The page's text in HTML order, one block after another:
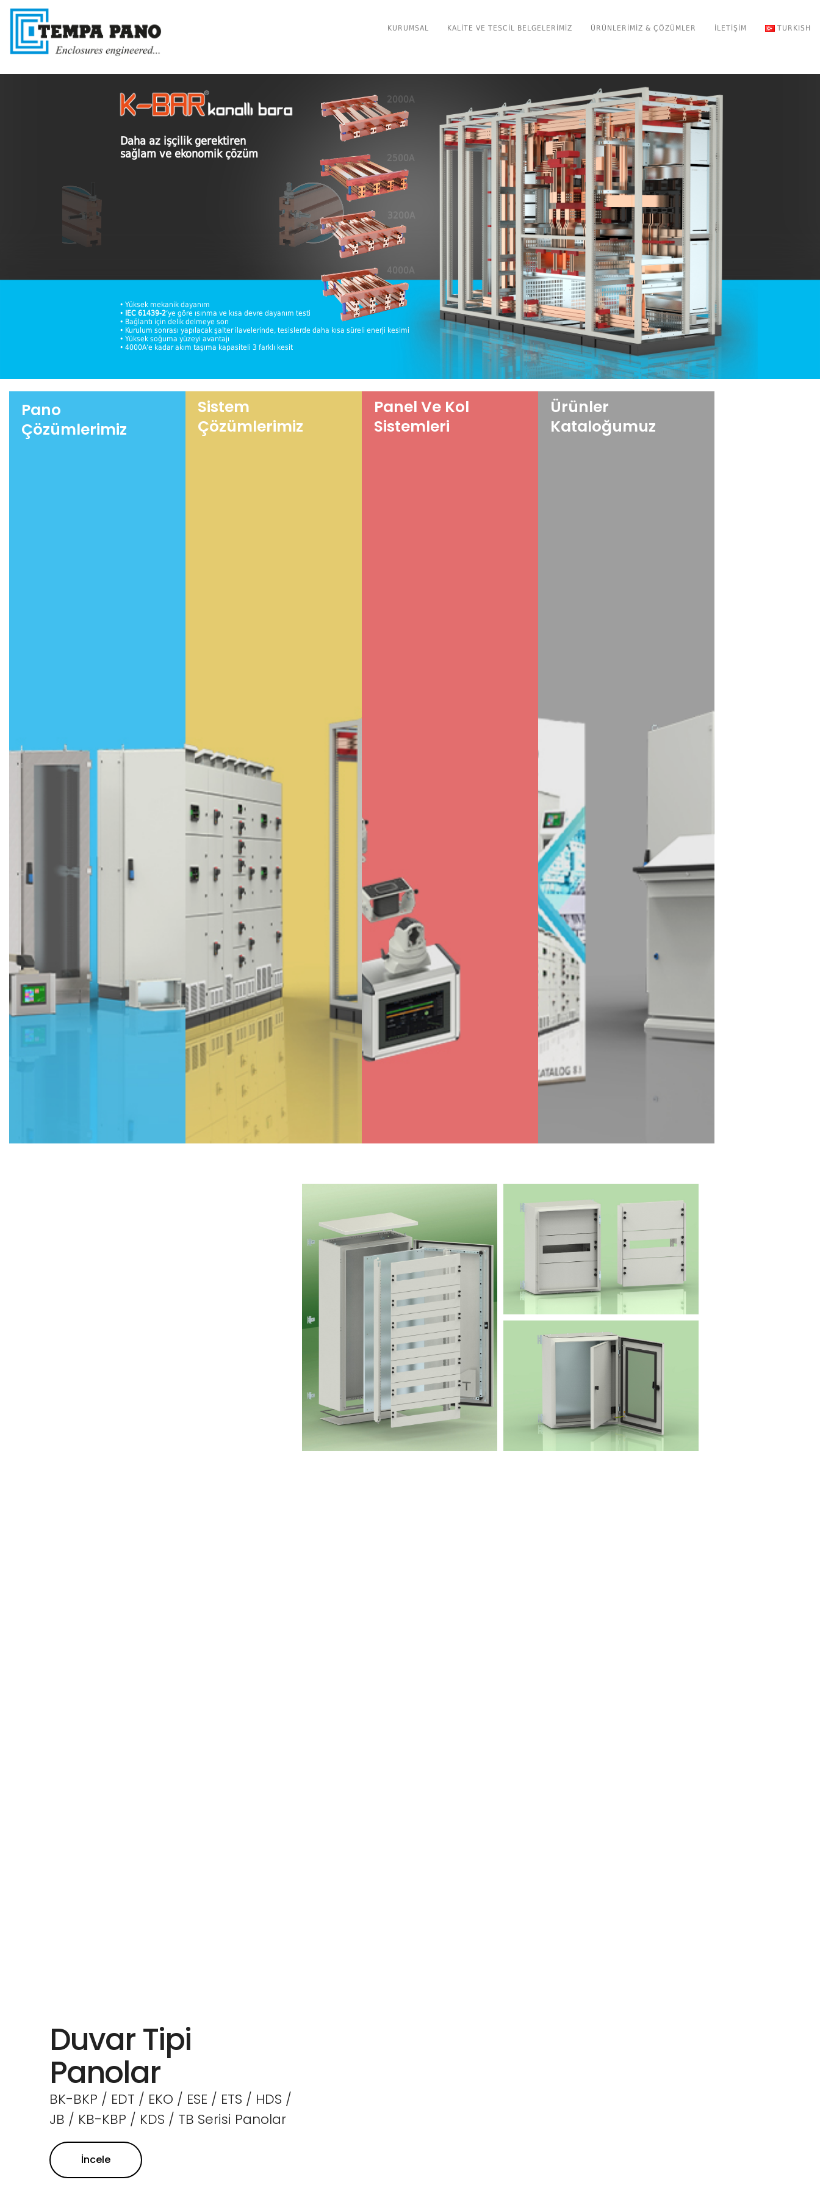
KURUMSAL KALITE VE TESCIL BELGELERIMIZ ÜRÜNLERIMIZ & ÇÖZÜMLER İLETIŞIM TURKISH
Daha az işçilik gerektiren
sağlam ve ekonomik çözüm
4000A
2500A
2000A
• Yüksek mekanik dayanım
•
IEC 61439-2‘ye göre ısınma ve kısa devre dayanım testi
• Bağlantı için delik delmeye son
• Kurulum sonrası yapılacak şalter ilavelerinde, tesislerde daha kısa süreli enerji kesimi
• Yüksek soğuma yüzeyi avantajı
• 4000A‘e kadar akım taşıma kapasiteli 3 farklı kesit
Pano
Çözümlerimiz
Sistem
Çözümlerimiz
Panel Ve Kol
Sistemleri
Ürünler
Kataloğumuz
Duvar Tipi
Panolar
BK-BKP / EDT / EKO / ESE / ETS / HDS /
JB / KB-KBP / KDS / TB Serisi Panolar
İncele